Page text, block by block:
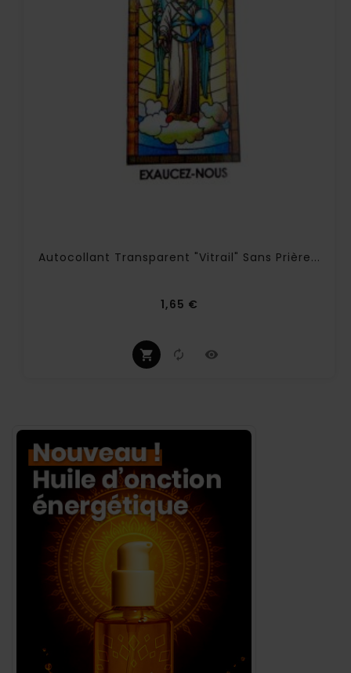
Autocollant Transparent "vitrail" Sans Prière...
1,65 €